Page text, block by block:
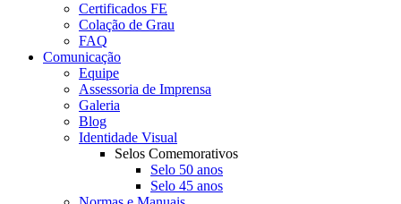
Certificados FE
Colação de Grau
FAQ
Comunicação
Equipe
Assessoria de Imprensa
Galeria
Blog
Identidade Visual
Selos Comemorativos
Selo 50 anos
Selo 45 anos